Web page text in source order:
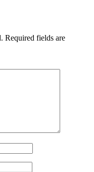
Required fields are